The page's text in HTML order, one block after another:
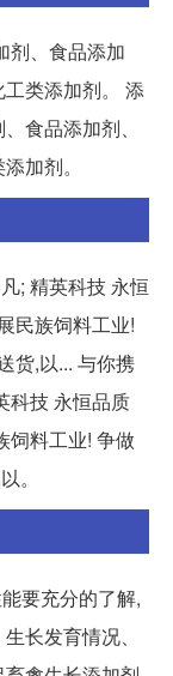
剂、食品添加
类添加剂。 添
食品添加剂、
加剂。
; 精英科技 永恒
民族饲料工业!
货,以... 与你携
科技 永恒品质
饲料工业! 争做
。
要充分的了解,
长发育情况、